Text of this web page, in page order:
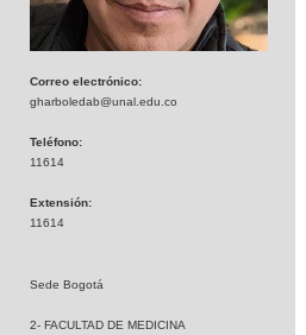
Correo electrónico:
gharboledab@unal.edu.co
Teléfono:
11614
Extensión:
11614
Sede Bogotá
2- FACULTAD DE MEDICINA